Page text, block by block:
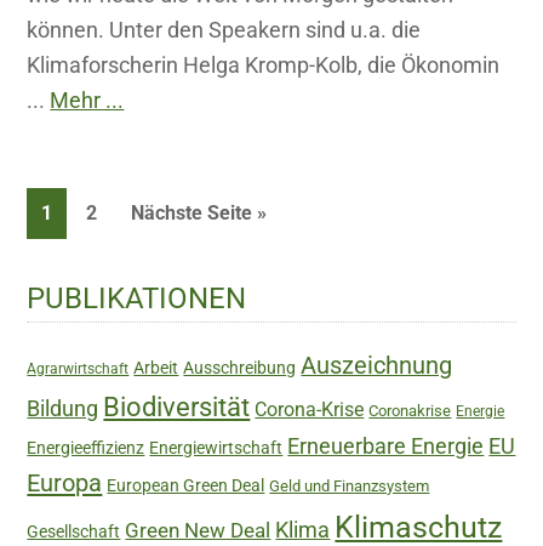
können. Unter den Speakern sind u.a. die
Klimaforscherin Helga Kromp-Kolb, die Ökonomin
... Mehr ...
Seite
1 Seite
2 Nächste Seite »
Haupt-
Sidebar
PUBLIKATIONEN
Agrarwirtschaft Arbeit Ausschreibung Auszeichnung
Bildung Biodiversität Corona-Krise Coronakrise Energie
Energieeffizienz Energiewirtschaft Erneuerbare Energie EU
Europa European Green Deal Geld und Finanzsystem
Gesellschaft Green New Deal Klima Klimaschutz